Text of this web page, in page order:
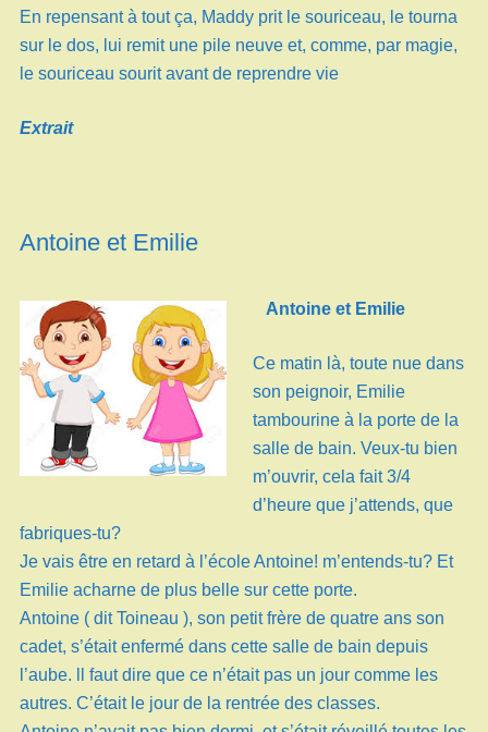
En repensant à tout ça, Maddy prit le souriceau, le tourna
sur le dos, lui remit une pile neuve et, comme, par magie,
le souriceau sourit avant de reprendre vie
Extrait
Antoine et Emilie
Antoine et Emilie
Ce matin là, toute nue dans
son peignoir, Emilie
tambourine à la porte de la
salle de bain. Veux-tu bien
m’ouvrir, cela fait 3/4
d’heure que j’attends, que
fabriques-tu?
Je vais être en retard à l’école Antoine! m’entends-tu? Et
Emilie acharne de plus belle sur cette porte.
Antoine ( dit Toineau ), son petit frère de quatre ans son
cadet, s’était enfermé dans cette salle de bain depuis
l’aube. ll faut dire que ce n’était pas un jour comme les
autres. C’était le jour de la rentrée des classes.